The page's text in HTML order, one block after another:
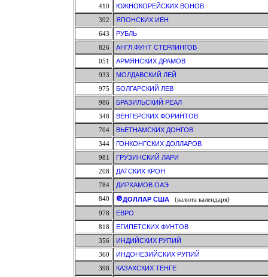
410
ЮЖНОКОРЕЙСКИХ ВОНОВ
392
ЯПОНСКИХ ИЕН
643
РУБЛЬ
826
АНГЛ.ФУНТ СТЕРЛИНГОВ
051
АРМЯНСКИХ ДРАМОВ
933
МОЛДАВСКИЙ ЛЕЙ
975
БОЛГАРСКИЙ ЛЕВ
986
БРАЗИЛЬСКИЙ РЕАЛ
348
ВЕНГЕРСКИХ ФОРИНТОВ
704
ВЬЕТНАМСКИХ ДОНГОВ
344
ГОНКОНГСКИХ ДОЛЛАРОВ
981
ГРУЗИНСКИЙ ЛАРИ
208
ДАТСКИХ КРОН
784
ДИРХАМОВ ОАЭ
840
ДОЛЛАР США(валюта календаря)
978
ЕВРО
818
ЕГИПЕТСКИХ ФУНТОВ
356
ИНДИЙСКИХ РУПИЙ
360
ИНДОНЕЗИЙСКИХ РУПИЙ
398
КАЗАХСКИХ ТЕНГЕ